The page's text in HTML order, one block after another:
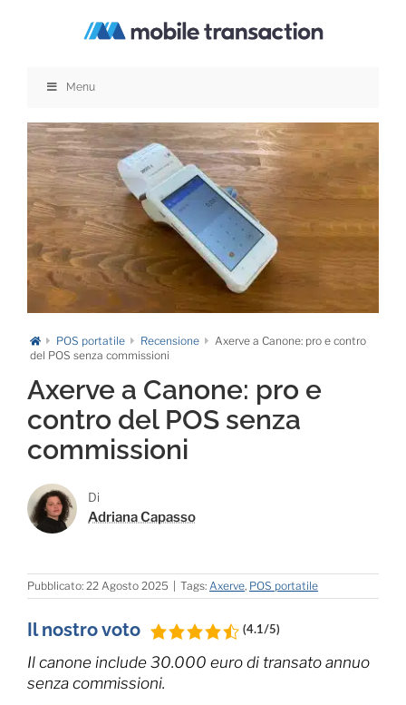
Menu
POS portatile Recensione
Axerve a Canone: pro e contro
del POS senza commissioni
Axerve a Canone: pro e
contro del POS senza
commissioni
Di
Adriana Capasso
Pubblicato: 22 Agosto 2025 Tags: Axerve, POS portatile
Il nostro voto (4.1/5)
Il canone include 30.000 euro di transato annuo
senza commissioni.